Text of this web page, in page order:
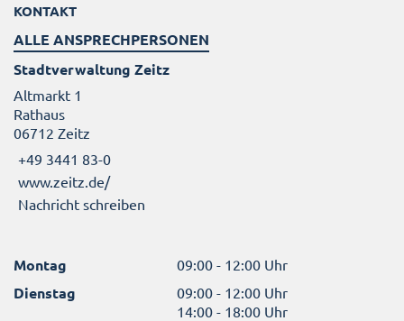
KONTAKT
ALLE ANSPRECHPERSONEN
Stadtverwaltung Zeitz
Altmarkt 1
Rathaus
06712 Zeitz
+49 3441 83-0
www.zeitz.de/
Nachricht schreiben
Montag 09:00 - 12:00 Uhr
Dienstag
09:00 - 12:00 Uhr
14:00 - 18:00 Uhr